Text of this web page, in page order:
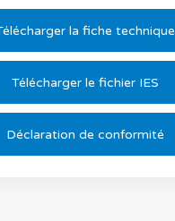
la fiche technique
Télécharger le fichier IES
Déclaration de conformité